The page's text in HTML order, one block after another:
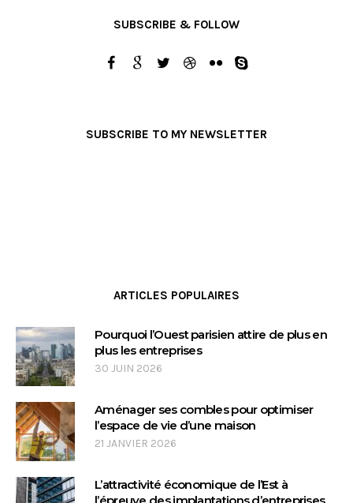
SUBSCRIBE & FOLLOW
SUBSCRIBE TO MY NEWSLETTER
ARTICLES POPULAIRES
Pourquoi l’Ouest parisien attire de plus en
plus les entreprises
30 JUIN 2026
Aménager ses combles pour optimiser
l’espace de vie d’une maison
21 JANVIER 2026
L’attractivité économique de l’Est à